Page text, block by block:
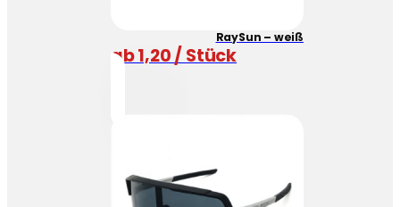
RaySun – weiß
ab 1,20 / Stück